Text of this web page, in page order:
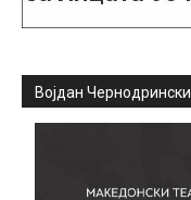
Војдан Чернодрински